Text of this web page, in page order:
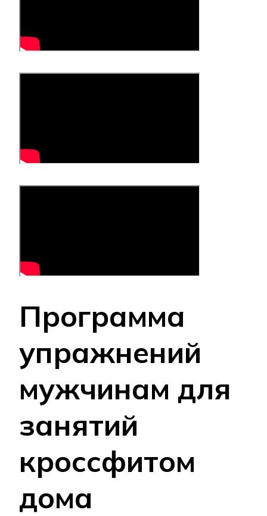
Программа
упражнений
мужчинам для
занятий
кроссфитом
дома